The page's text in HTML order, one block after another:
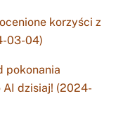
korzyści z
03-04)
pokonania
AI dzisiaj! (2024-